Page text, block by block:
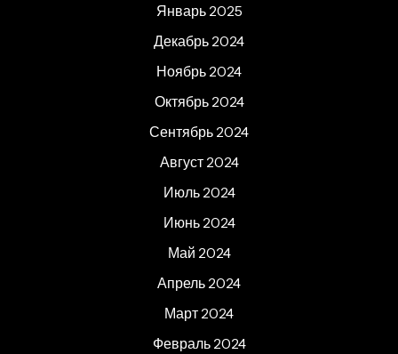
Январь 2025
Декабрь 2024
Ноябрь 2024
Октябрь 2024
Сентябрь 2024
Август 2024
Июль 2024
Июнь 2024
Май 2024
Апрель 2024
Март 2024
Февраль 2024